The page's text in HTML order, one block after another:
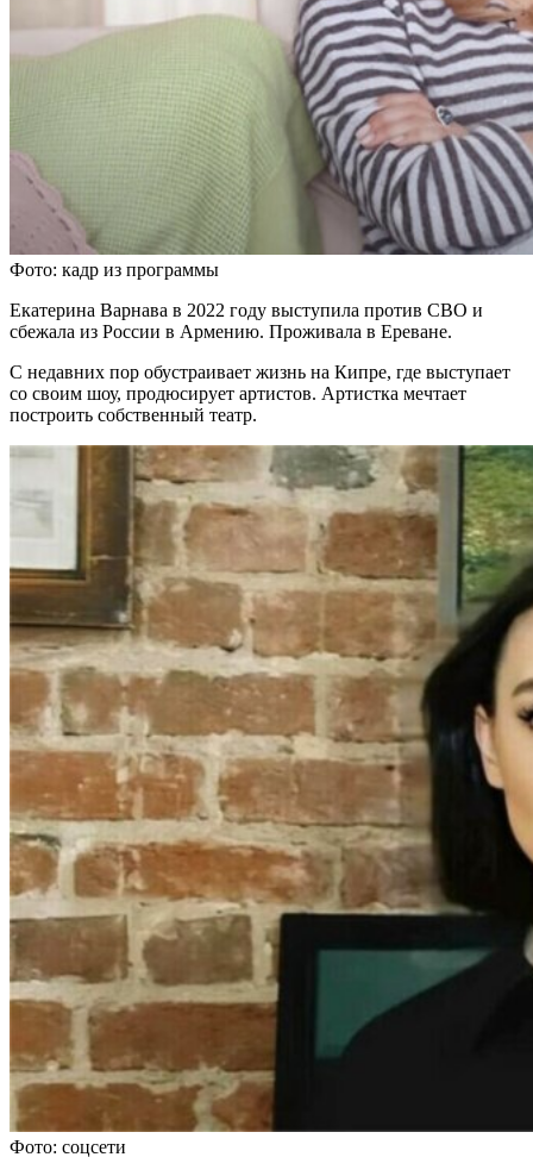
Фото: кадр из программы
Екатерина Варнава в 2022 году выступила против СВО и
сбежала из России в Армению. Проживала в Ереване.
С недавних пор обустраивает жизнь на Кипре, где выступает
со своим шоу, продюсирует артистов. Артистка мечтает
построить собственный театр.
Фото: соцсети